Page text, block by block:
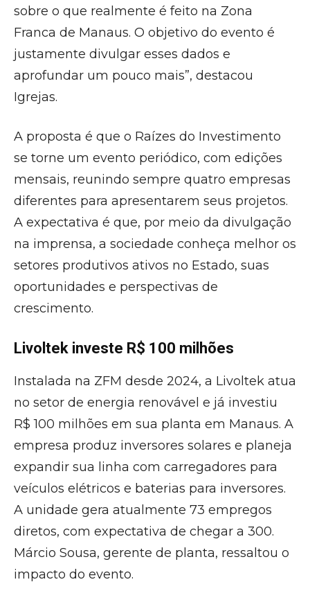
sobre o que realmente é feito na Zona
Franca de Manaus. O objetivo do evento é
justamente divulgar esses dados e
aprofundar um pouco mais”, destacou
Igrejas.
A proposta é que o Raízes do Investimento
se torne um evento periódico, com edições
mensais, reunindo sempre quatro empresas
diferentes para apresentarem seus projetos.
A expectativa é que, por meio da divulgação
na imprensa, a sociedade conheça melhor os
setores produtivos ativos no Estado, suas
oportunidades e perspectivas de
crescimento.
Livoltek investe R$ 100 milhões
Instalada na ZFM desde 2024, a Livoltek atua
no setor de energia renovável e já investiu
R$ 100 milhões em sua planta em Manaus. A
empresa produz inversores solares e planeja
expandir sua linha com carregadores para
veículos elétricos e baterias para inversores.
A unidade gera atualmente 73 empregos
diretos, com expectativa de chegar a 300.
Márcio Sousa, gerente de planta, ressaltou o
impacto do evento.